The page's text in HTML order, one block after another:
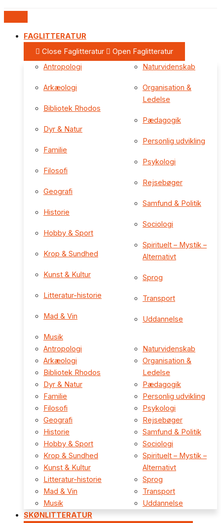
FAGLITTERATUR
Close Faglitteratur
Open Faglitteratur
Antropologi
Arkæologi
Bibliotek Rhodos
Dyr & Natur
Familie
Filosofi
Geografi
Historie
Hobby & Sport
Krop & Sundhed
Kunst & Kultur
Litteratur-historie
Mad & Vin
Musik
Naturvidenskab
Organisation &
Ledelse
Pædagogik
Personlig udvikling
Psykologi
Rejsebøger
Samfund & Politik
Sociologi
Spirituelt – Mystik –
Alternativt
Sprog
Transport
Uddannelse
Antropologi
Arkæologi
Bibliotek Rhodos
Dyr & Natur
Familie
Filosofi
Geografi
Historie
Hobby & Sport
Krop & Sundhed
Kunst & Kultur
Litteratur-historie
Mad & Vin
Musik
Naturvidenskab
Organisation &
Ledelse
Pædagogik
Personlig udvikling
Psykologi
Rejsebøger
Samfund & Politik
Sociologi
Spirituelt – Mystik –
Alternativt
Sprog
Transport
Uddannelse
SKØNLITTERATUR